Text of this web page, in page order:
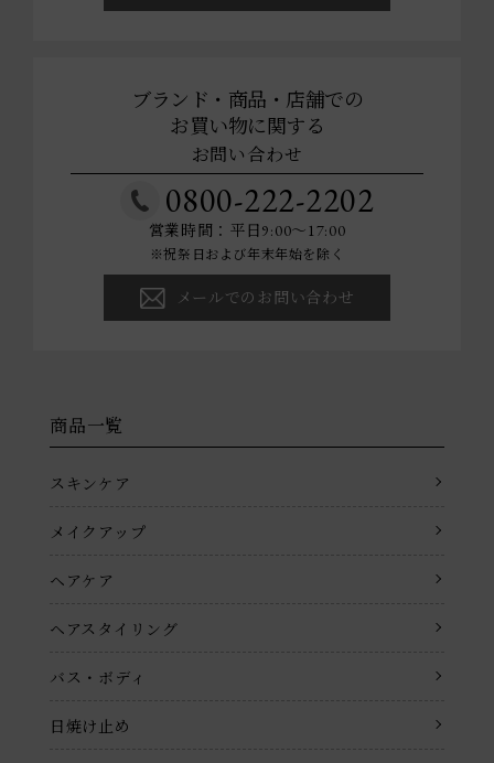
ブランド・商品・店舗での
お買い物に関する
お問い合わせ
0800-222-2202
営業時間：平日9:00～17:00
※祝祭日および年末年始を除く
メールでのお問い合わせ
商品一覧
スキンケア
メイクアップ
ヘアケア
ヘアスタイリング
バス・ボディ
日焼け止め